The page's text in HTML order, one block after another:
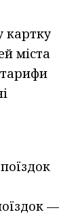
картку
міста
—